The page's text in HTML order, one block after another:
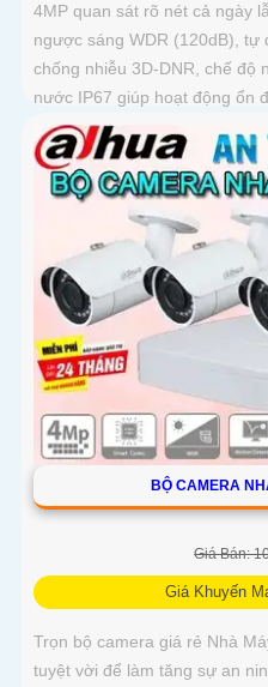
4MP quan sát rõ nét cả ngày
ngược sáng WDR (120dB), tự
chống nhiễu 3D-DNR, chế độ
nước IP67 giúp hoạt động ổn
nghiệt
BỘ CAMERA
Giá Bán:
Giá Khuyến
Trọn bộ camera giá rẻ Nhà
tuyệt vời để làm tăng sự an